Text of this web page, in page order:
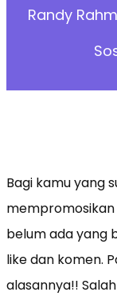
Randy
Bagi kamu yang
belum ada yang
like dan komen.
alasannya!!